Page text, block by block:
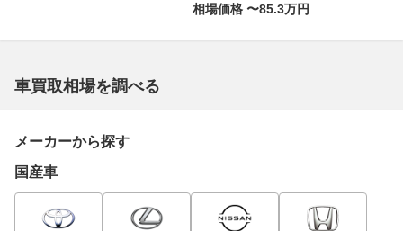
相場価格 〜85.3万円
車買取相場を調べる
メーカーから探す
国産車